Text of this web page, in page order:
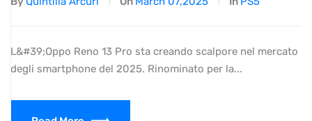
L&#39;Oppo Reno 13 Pro sta creando scalpore nel mercato
degli smartphone del 2025. Rinominato per la...